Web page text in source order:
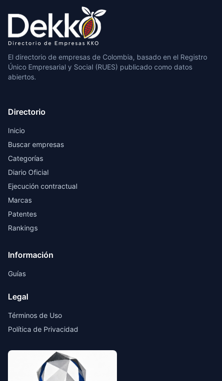
El directorio de empresas de Colombia, basado en el Registro
Único Empresarial y Social (RUES) publicado como datos
abiertos.
Directorio
Inicio
Buscar empresas
Categorías
Diario Oficial
Ejecución contractual
Marcas
Patentes
Rankings
Información
Guías
Legal
Términos de Uso
Política de Privacidad